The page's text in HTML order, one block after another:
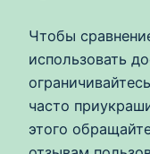
Чтобы
использовать
часто
этого